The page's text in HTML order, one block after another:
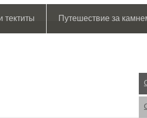
тектиты Путешествие за